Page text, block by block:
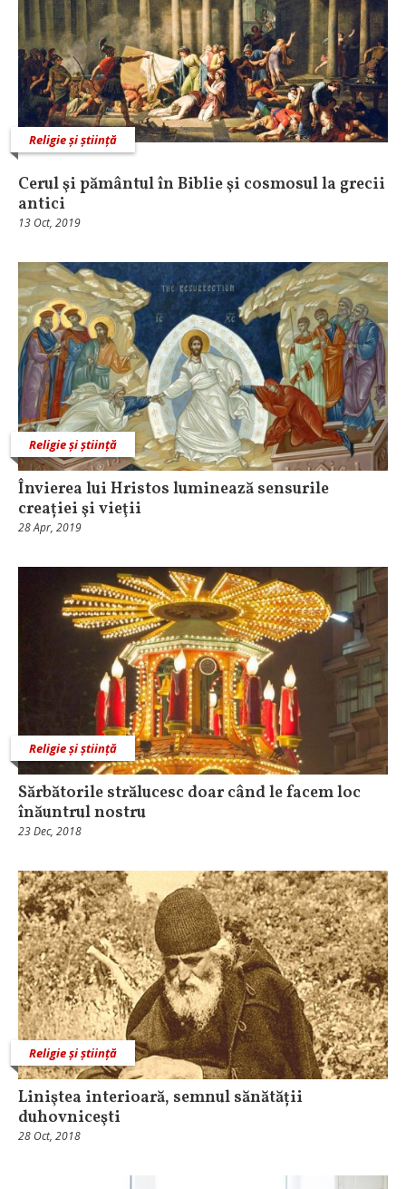
Religie și știință
Cerul şi pământul în Biblie şi cosmosul la grecii
antici
13 Oct, 2019
Religie și știință
Învierea lui Hristos luminează sensurile
creației şi vieţii
28 Apr, 2019
Religie și știință
Sărbătorile strălucesc doar când le facem loc
înăuntrul nostru
23 Dec, 2018
Religie și știință
Liniştea interioară, semnul sănătății
duhovniceşti
28 Oct, 2018